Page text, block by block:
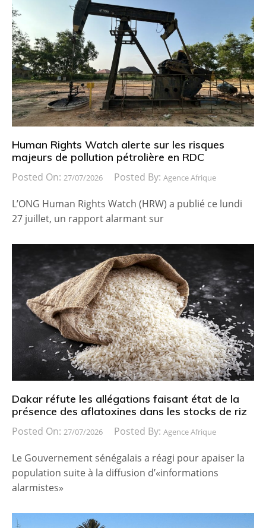
Human Rights Watch alerte sur les risques
majeurs de pollution pétrolière en RDC
Posted On: 27/07/2026 Posted By: Agence Afrique
L’ONG Human Rights Watch (HRW) a publié ce lundi
27 juillet, un rapport alarmant sur
Dakar réfute les allégations faisant état de la
présence des aflatoxines dans les stocks de riz
Posted On: 27/07/2026 Posted By: Agence Afrique
Le Gouvernement sénégalais a réagi pour apaiser la
population suite à la diffusion d’«informations
alarmistes»